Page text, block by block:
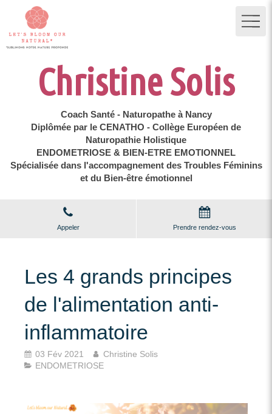
Christine Solis
Coach Santé - Naturopathe à Nancy
Diplômée par le CENATHO - Collège Européen de
Naturopathie Holistique
ENDOMETRIOSE & BIEN-ETRE EMOTIONNEL
Spécialisée dans l'accompagnement des Troubles Féminins
et du Bien-être émotionnel
Appeler Prendre rendez-vous
Les 4 grands principes
de l'alimentation anti-
inflammatoire
03 Fév 2021
Christine Solis
ENDOMETRIOSE